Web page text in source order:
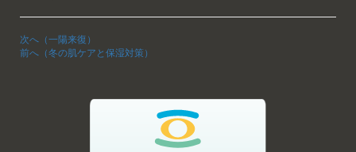
次へ（一陽来復）
前へ（冬の肌ケアと保湿対策）